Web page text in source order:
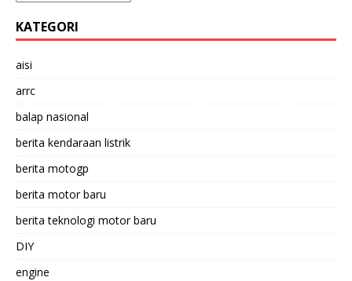
KATEGORI
aisi
arrc
balap nasional
berita kendaraan listrik
berita motogp
berita motor baru
berita teknologi motor baru
DIY
engine